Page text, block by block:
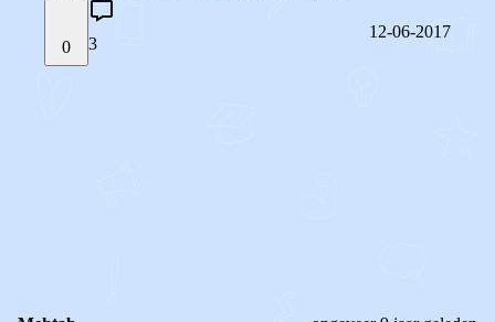
0 3
12-06-2017